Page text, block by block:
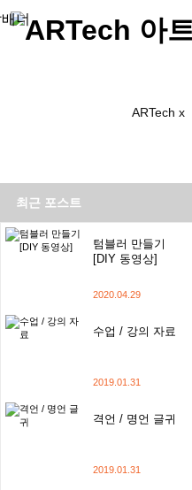
ARTech x
최근 포스트
텀블러 만들기
[DIY 동영상]
2020.04.29
수업 / 강의 자료
2019.01.31
격언 / 명언 글귀
2019.01.31